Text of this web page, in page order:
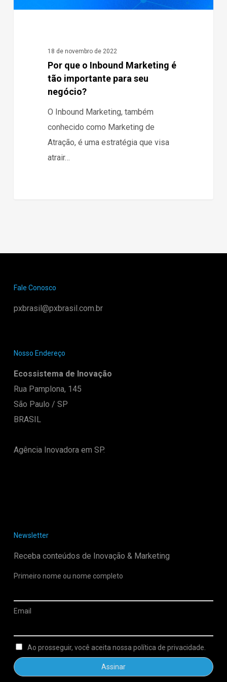
18 de novembro de 2022
Por que o Inbound Marketing é
tão importante para seu
negócio?
O Inbound Marketing, também
conhecido como Marketing de
Atração, é uma estratégia que visa
atrair…
Fale Conosco
pxbrasil@pxbrasil.com.br
Nosso Endereço
Ecossistema de Inovação
Rua Pamplona, 145
São Paulo / SP
BRASIL
Agência Inovadora em SP.
Newsletter
Receba conteúdos de Inovação & Marketing
Primeiro nome ou nome completo
Email
Ao prosseguir, você aceita nossa política de privacidade.